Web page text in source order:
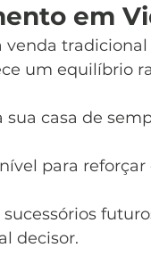
em
um equilíbrio
sua casa de
para
decisor.